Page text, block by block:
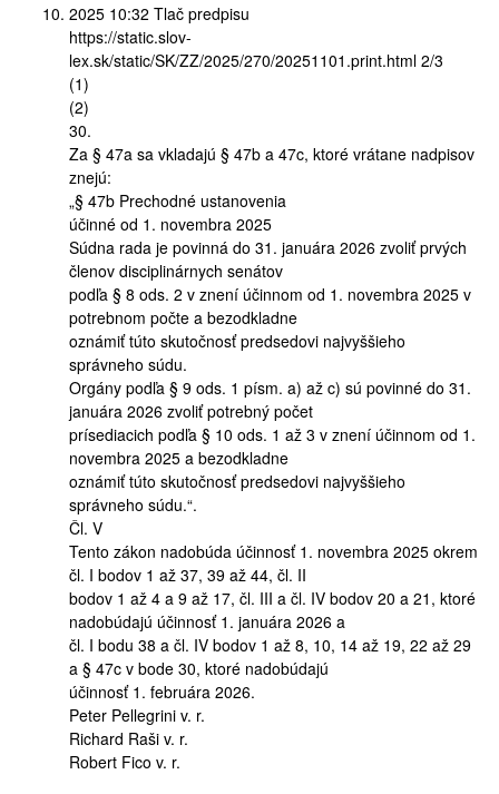
2025 10:32 Tlač predpisu
https://static.slov-
lex.sk/static/SK/ZZ/2025/270/20251101.print.html 2/3
(1)
(2)
30.
Za § 47a sa vkladajú § 47b a 47c, ktoré vrátane nadpisov
znejú:
„§ 47b Prechodné ustanovenia
účinné od 1. novembra 2025
Súdna rada je povinná do 31. januára 2026 zvoliť prvých
členov disciplinárnych senátov
podľa § 8 ods. 2 v znení účinnom od 1. novembra 2025 v
potrebnom počte a bezodkladne
oznámiť túto skutočnosť predsedovi najvyššieho
správneho súdu.
Orgány podľa § 9 ods. 1 písm. a) až c) sú povinné do 31.
januára 2026 zvoliť potrebný počet
prísediacich podľa § 10 ods. 1 až 3 v znení účinnom od 1.
novembra 2025 a bezodkladne
oznámiť túto skutočnosť predsedovi najvyššieho
správneho súdu.“.
Čl. V
Tento zákon nadobúda účinnosť 1. novembra 2025 okrem
čl. I bodov 1 až 37, 39 až 44, čl. II
bodov 1 až 4 a 9 až 17, čl. III a čl. IV bodov 20 a 21, ktoré
nadobúdajú účinnosť 1. januára 2026 a
čl. I bodu 38 a čl. IV bodov 1 až 8, 10, 14 až 19, 22 až 29
a § 47c v bode 30, ktoré nadobúdajú
účinnosť 1. februára 2026.
Peter Pellegrini v. r.
Richard Raši v. r.
Robert Fico v. r.